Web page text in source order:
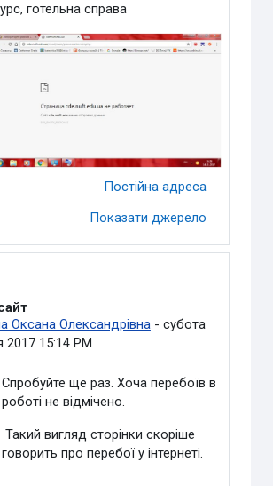
готельна справа
Постійна адреса
Показати джерело
на Видалений користувач
Оксана Олександрівна- субота
2017 15:14 PM
Спробуйте ще раз. Хоча перебоїв в
роботі не відмічено.
Такий вигляд сторінки скоріше
говорить про перебої у інтернеті.